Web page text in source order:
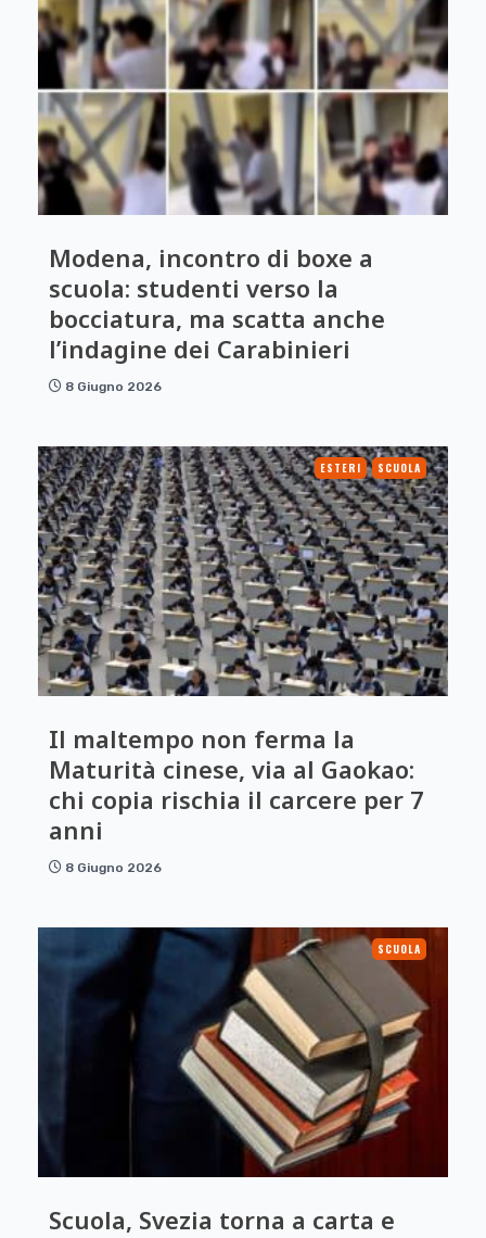
Modena, incontro di boxe a
scuola: studenti verso la
bocciatura, ma scatta anche
l’indagine dei Carabinieri
8 Giugno 2026
ESTERI SCUOLA
Il maltempo non ferma la
Maturità cinese, via al Gaokao:
chi copia rischia il carcere per 7
anni
8 Giugno 2026
SCUOLA
Scuola, Svezia torna a carta e